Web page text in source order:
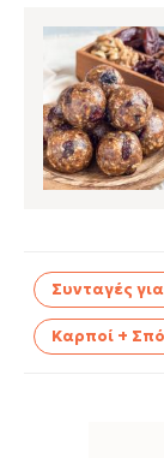
Συνταγές
Καρποί +